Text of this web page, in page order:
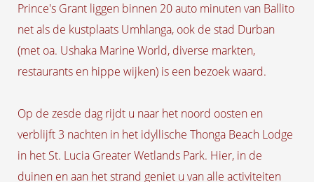
Prince's Grant liggen binnen 20 auto minuten van Ballito
net als de kustplaats Umhlanga, ook de stad Durban
(met oa. Ushaka Marine World, diverse markten,
restaurants en hippe wijken) is een bezoek waard.
Op de zesde dag rijdt u naar het noord oosten en
verblijft 3 nachten in het idyllische Thonga Beach Lodge
in het St. Lucia Greater Wetlands Park. Hier, in de
duinen en aan het strand geniet u van alle activiteiten